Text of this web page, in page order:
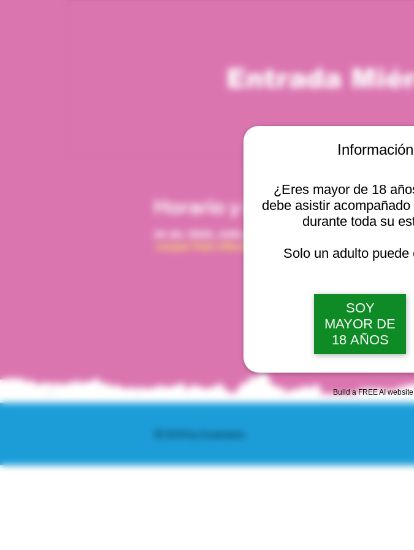
¿Eres mayor de 18
debe asistir
durante toda su
Solo un adulto
SOY
MAYOR DE
18 AÑOS
Build a FREE AI
Entrada
Horario y ubicación
Jumper Park Viña del Mar, Cam. Internacional 2440,
© 2025 by Scantastic.